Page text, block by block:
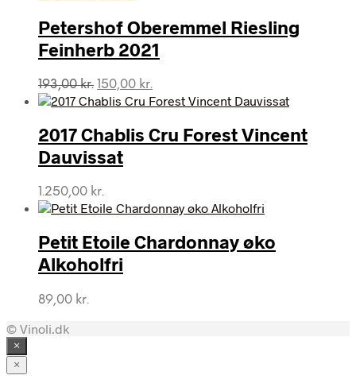
Petershof Oberemmel Riesling
Feinherb 2021
193,00kr. Den
oprindelige
var:
193,00 kr..
150,00 kr.
aktuelle
er:
150,00 kr..
2017 Chablis Cru Forest Vincent
Dauvissat
1.250,00 kr.
Petit Etoile Chardonnay øko
Alkoholfri
89,00 kr.
© Vinoli.dk
×
×